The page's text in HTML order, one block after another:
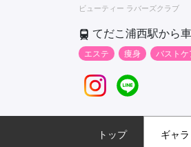
ビューティー ラバーズクラブ
てだこ浦西駅から
エステ 痩身 バストケ
トップ ギャ